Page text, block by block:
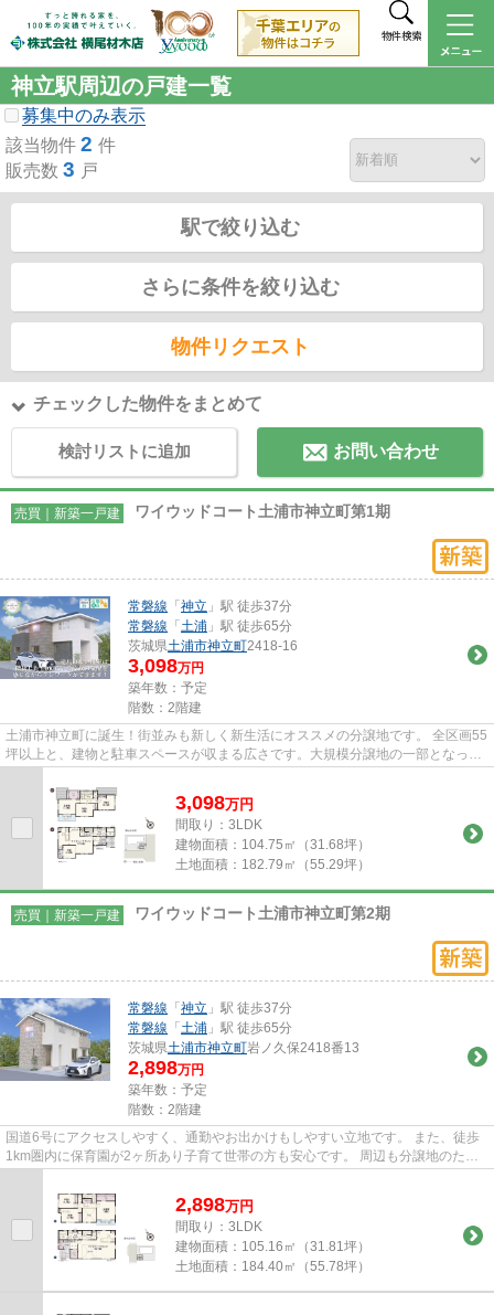
物件検索
神立駅周辺の戸建一覧
募集中のみ表示
該当物件 2 件
販売数 3 戸
駅で絞り込む
さらに条件を絞り込む
物件リクエスト
チェックした物件をまとめて
検討リストに追加 お問い合わせ
売買｜新築一戸建 ワイウッドコート土浦市神立町第1期
常磐線 「神立 」駅 徒歩37分
常磐線 「土浦 」駅 徒歩65分
茨城県土浦市神立町2418-16
3,098万円
築年数：予定
階数：2階建
土浦市神立町に誕生！街並みも新しく新生活にオススメの分譲地です。 全区画55
坪以上と、建物と駐車スペースが収まる広さです。大規模分譲地の一部となって
いるため、同じ時期に建つ住...
3,098万円
間取り：3LDK
建物面積： 104.75㎡（31.68坪）
土地面積： 182.79㎡（55.29坪）
売買｜新築一戸建 ワイウッドコート土浦市神立町第2期
常磐線 「神立 」駅 徒歩37分
常磐線 「土浦 」駅 徒歩65分
茨城県土浦市神立町岩ノ久保2418番13
2,898万円
築年数：予定
階数：2階建
国道6号にアクセスしやすく、通勤やお出かけもしやすい立地です。 また、徒歩
1km圏内に保育園が2ヶ所あり子育て世帯の方も安心です。 周辺も分譲地のた
め、街並みも新しく、新生活を始...
2,898万円
間取り：3LDK
建物面積： 105.16㎡（31.81坪）
土地面積： 184.40㎡（55.78坪）